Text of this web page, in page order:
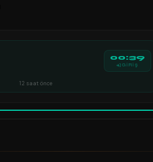
00:39
GİRİŞ
12 saat önce